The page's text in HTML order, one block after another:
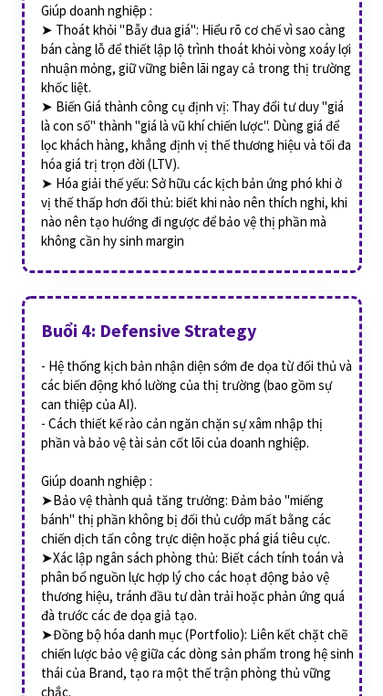
Giúp doanh nghiệp :
➤ Thoát khỏi "Bẫy đua giá": Hiểu rõ cơ chế vì sao càng
bán càng lỗ để thiết lập lộ trình thoát khỏi vòng xoáy lợi
nhuận mỏng, giữ vững biên lãi ngay cả trong thị trường
khốc liệt.
➤ Biến Giá thành công cụ định vị: Thay đổi tư duy "giá
là con số" thành "giá là vũ khí chiến lược". Dùng giá để
lọc khách hàng, khẳng định vị thế thương hiệu và tối đa
hóa giá trị trọn đời (LTV).
➤ Hóa giải thế yếu: Sở hữu các kịch bản ứng phó khi ở
vị thế thấp hơn đối thủ: biết khi nào nên thích nghi, khi
nào nên tạo hướng đi ngược để bảo vệ thị phần mà
không cần hy sinh margin
- Hệ thống kịch bản nhận diện sớm đe dọa từ đối thủ và
các biến động khó lường của thị trường (bao gồm sự
can thiệp của AI).
- Cách thiết kế rào cản ngăn chặn sự xâm nhập thị
phần và bảo vệ tài sản cốt lõi của doanh nghiệp.
Giúp doanh nghiệp :
➤Bảo vệ thành quả tăng trưởng: Đảm bảo "miếng
bánh" thị phần không bị đối thủ cướp mất bằng các
chiến dịch tấn công trực diện hoặc phá giá tiêu cực.
➤Xác lập ngân sách phòng thủ: Biết cách tính toán và
phân bổ nguồn lực hợp lý cho các hoạt động bảo vệ
thương hiệu, tránh đầu tư dàn trải hoặc phản ứng quá
đà trước các đe dọa giả tạo.
➤Đồng bộ hóa danh mục (Portfolio): Liên kết chặt chẽ
chiến lược bảo vệ giữa các dòng sản phẩm trong hệ sinh
thái của Brand, tạo ra một thế trận phòng thủ vững
chắc.
Buổi 4: Defensive Strategy